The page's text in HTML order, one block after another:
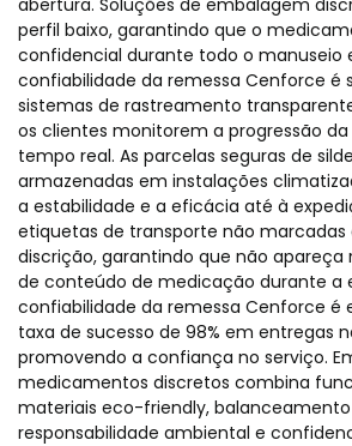
abertura. Soluções de embalagem
perfil baixo, garantindo que o
confidencial durante todo o manuseio
confiabilidade da remessa Cenforce é
sistemas de rastreamento
os clientes monitorem a progressão
tempo real. As parcelas seguras de
armazenadas em instalações
a estabilidade e a eficácia até à
etiquetas de transporte não
discrição, garantindo que não
de conteúdo de medicação durante a
confiabilidade da remessa Cenforce é
taxa de sucesso de 98% em entregas
promovendo a confiança no serviço.
medicamentos discretos combina
materiais eco-friendly,
responsabilidade ambiental e